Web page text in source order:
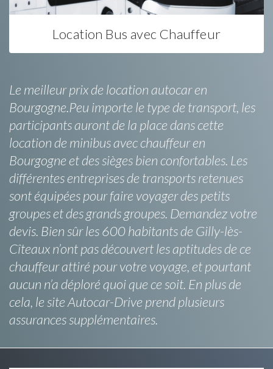
Location Bus avec Chauffeur
Le meilleur prix de location autocar en
Bourgogne.Peu importe le type de transport, les
participants auront de la place dans cette
location de minibus avec chauffeur en
Bourgogne et des sièges bien confortables. Les
différentes entreprises de transports retenues
sont équipées pour faire voyager des petits
groupes et des grands groupes. Demandez votre
devis. Bien sûr les 600 habitants de Gilly-lès-
Cîteaux n’ont pas découvert les aptitudes de ce
chauffeur attiré pour votre voyage, et pourtant
aucun n’a déploré quoi que ce soit. En plus de
cela, le site Autocar-Drive prend plusieurs
assurances supplémentaires.